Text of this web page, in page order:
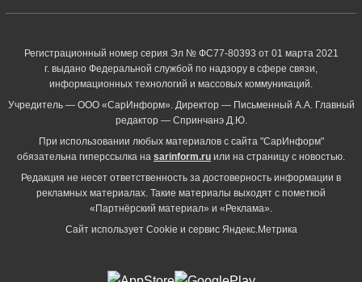
Регистрационный номер серия Эл № ФС77-80393 от 01 марта 2021
г. выдано Федеральной службой по надзору в сфере связи,
информационных технологий и массовых коммуникаций.
Учредитель — ООО «СарИнформ». Директор — Письменный А.А. Главный
редактор — Спринчанэ Д.Ю.
При использовании любых материалов с сайта "СарИнформ"
обязательна гиперссылка на sarinform.ru или на страницу с новостью.
Редакция не несет ответственность за достоверность информации в
рекламных материалах. Такие материалы выходят с пометкой
«Партнёрский материал» и «Реклама».
Сайт использует Cookie и сервиc Яндекс.Метрика